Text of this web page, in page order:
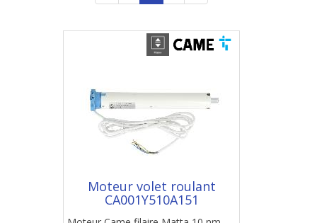
Moteur volet roulant
CA001Y510A151